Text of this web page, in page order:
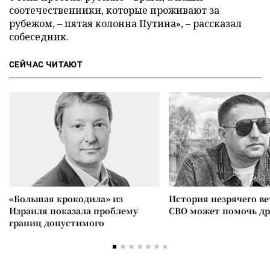
соотечественники, которые проживают за
рубежом, – пятая колонна Путина», – рассказал
собеседник.
СЕЙЧАС ЧИТАЮТ
«Большая крокодила» из
Израиля показала проблему
границ допустимого
История незрячего
СВО может помочь